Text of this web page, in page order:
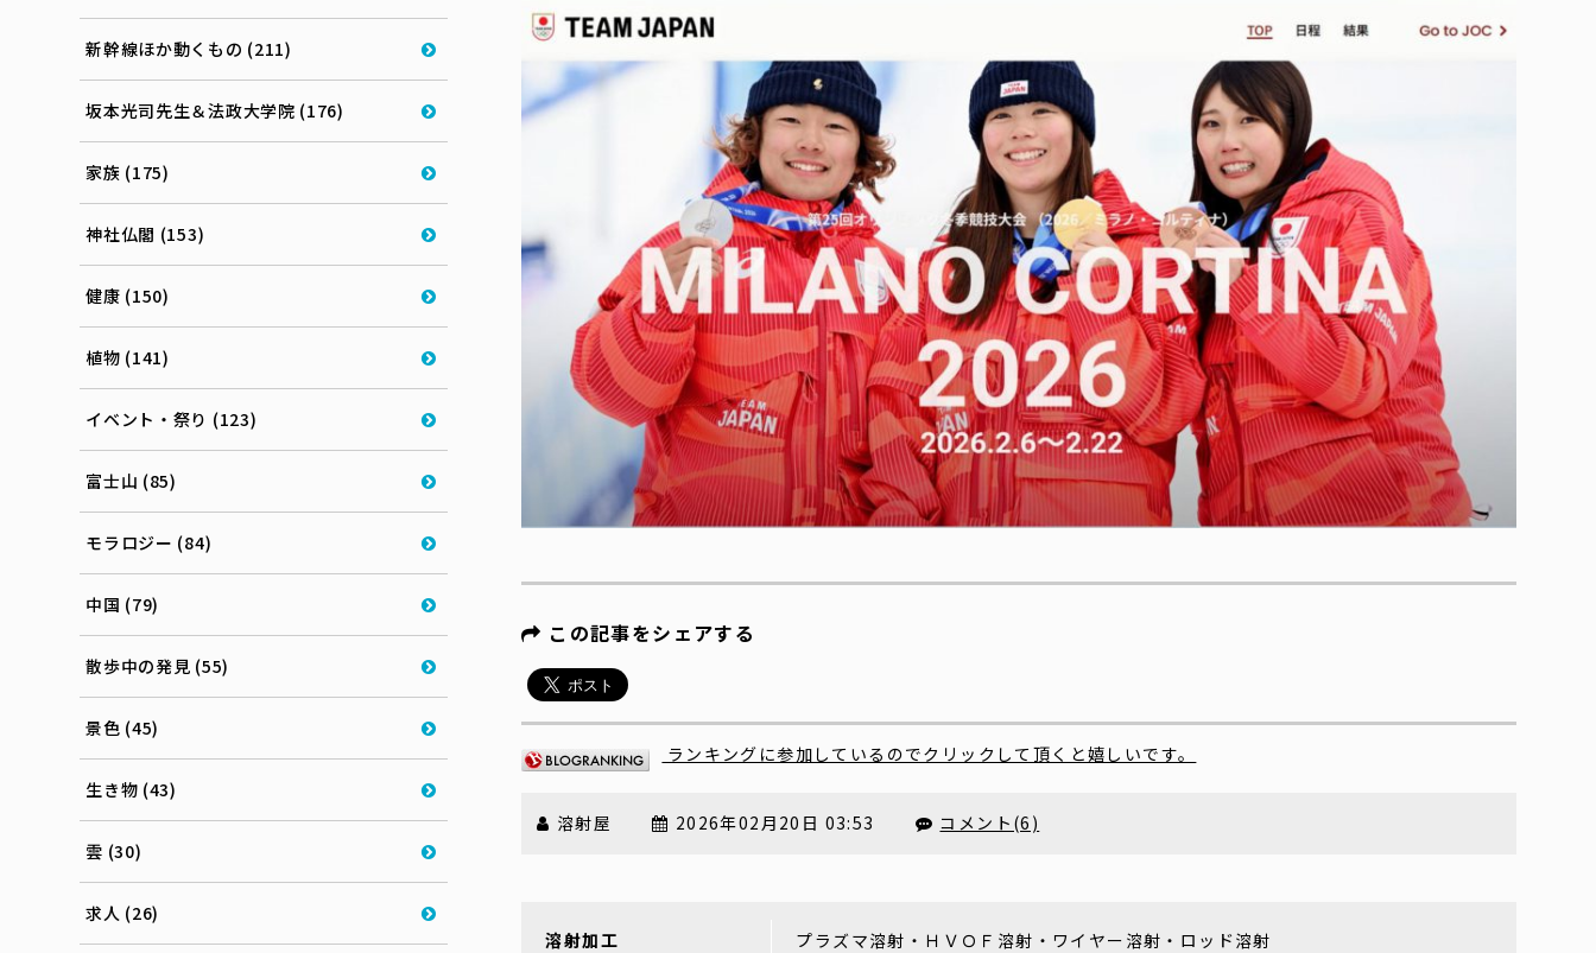
この記事をシェアする
ランキングに参加しているのでクリックして頂くと嬉しいです。
溶射屋 2026年02月20日 03:53 コメント(6)
溶射加工
プラズマ溶射・ＨＶＯＦ溶射・ワイヤー溶射・ロッド溶射
新幹線ほか動くもの (211)
坂本光司先生＆法政大学院 (176)
家族 (175)
神社仏閣 (153)
健康 (150)
植物 (141)
イベント・祭り (123)
富士山 (85)
モラロジー (84)
中国 (79)
散歩中の発見 (55)
景色 (45)
生き物 (43)
雲 (30)
求人 (26)